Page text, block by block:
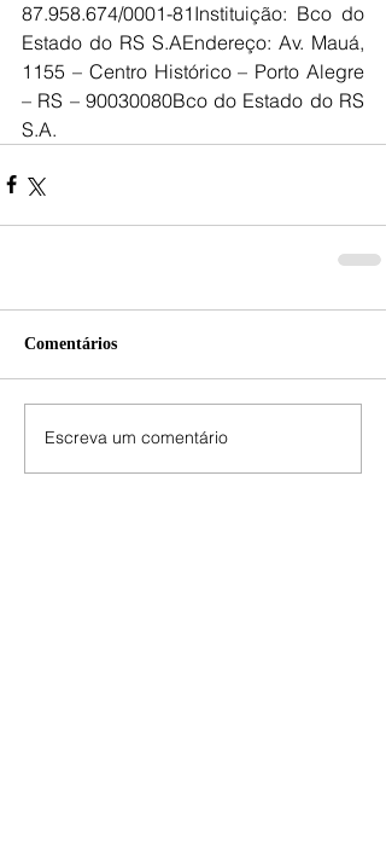
87.958.674/0001-81Instituição: Bco do
Estado do RS S.AEndereço: Av. Mauá,
1155 – Centro Histórico – Porto Alegre
– RS – 90030080Bco do Estado do RS
S.A.
Comentários
Escreva um comentário